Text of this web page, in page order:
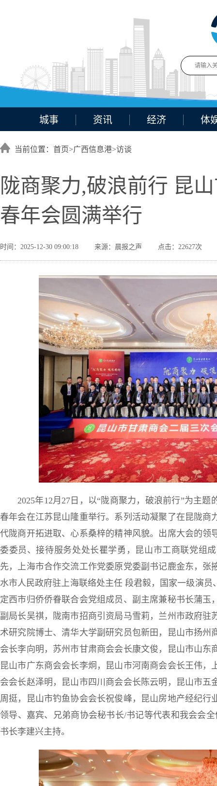
城事 资讯 经济 体
当前位置：首页>广西信息港>访谈
陇商聚力,破浪前行 昆
春年会圆满举行
时间：2025-12-30 09:00:18 来源：晨报之声 点击：22627次
2025年12月27日，以“陇商聚力，破浪前行”为主
春年会在江苏昆山隆重举行。系列活动凝聚了在昆陇
代陇商开拓进取、心系桑梓的精神风貌。出席大会的
委委员、接待服务处处长瞿学勇，昆山市工商联党组
先，上海市合作交流工作党委原党委副书记鹿金东，
水市人民政府驻上海联络处主任 段君毅，国家一级演
定西市归侨侨眷联合会党组成员、副主席兼秘书长蒲
副局长吴祺，陇南市招商引资局马雪莉，兰州市政府
术研究院博士、清华大学副研究员包新田，昆山市扬
会长李向明，苏州市甘肃商会会长康文俊，昆山市山
昆山市广东商会会长李炯，昆山市河南商会会长王伟
会会长赵泽明，昆山市四川商会会长陈云明，昆山市
周挺，昆山市钓鱼协会会长祝俊峰，昆山房地产经纪
领导、嘉宾、兄弟商协会秘书长/书记等代表和我会会
书长李建兴主持。